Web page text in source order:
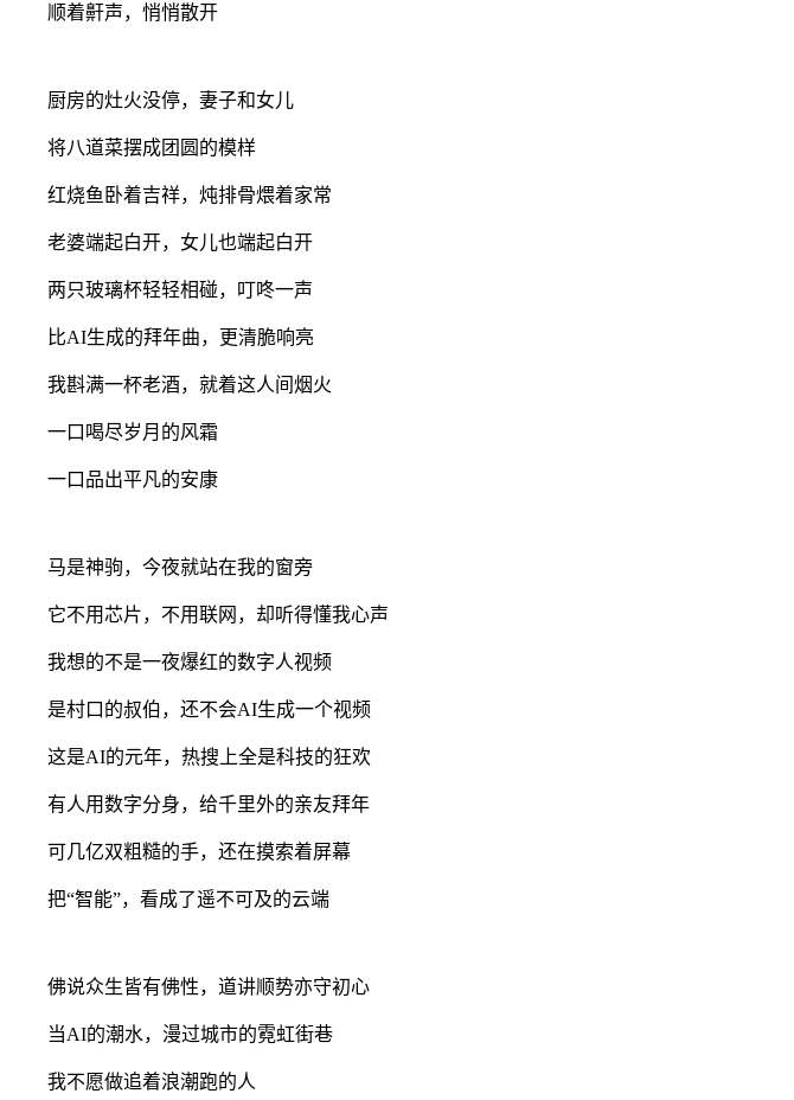
顺着鼾声，悄悄散开
厨房的灶火没停，妻子和女儿
将八道菜摆成团圆的模样
红烧鱼卧着吉祥，炖排骨煨着家常
老婆端起白开，女儿也端起白开
两只玻璃杯轻轻相碰，叮咚一声
比AI生成的拜年曲，更清脆响亮
我斟满一杯老酒，就着这人间烟火
一口喝尽岁月的风霜
一口品出平凡的安康
马是神驹，今夜就站在我的窗旁
它不用芯片，不用联网，却听得懂我心声
我想的不是一夜爆红的数字人视频
是村口的叔伯，还不会AI生成一个视频
这是AI的元年，热搜上全是科技的狂欢
有人用数字分身，给千里外的亲友拜年
可几亿双粗糙的手，还在摸索着屏幕
把“智能”，看成了遥不可及的云端
佛说众生皆有佛性，道讲顺势亦守初心
当AI的潮水，漫过城市的霓虹街巷
我不愿做追着浪潮跑的人